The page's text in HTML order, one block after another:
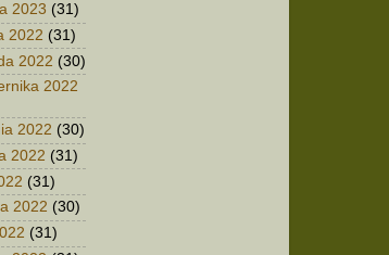
2023 (31)
2022 (31)
2022 (30)
2022
2022 (30)
2022 (31)
(31)
2022 (30)
(31)